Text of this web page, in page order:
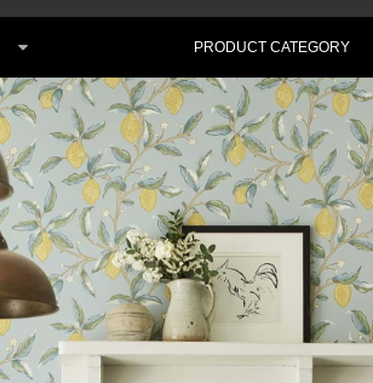
PRODUCT CATEGORY